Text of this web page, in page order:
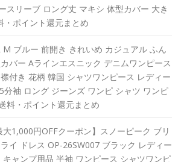
スリーブ ロング丈 マキシ 体型カバー 大き
・ポイント還元まとめ
M ブルー 前開き きれいめ カジュアル ふん
バー Aラインエスニック デニムワンピース
付き 花柄 韓国 シャツワンピース レディー
分袖 ロング ジーンズ ワンピ シャツ ワンピ
料・ポイント還元まとめ
大1,000円OFFクーポン】スノーピーク ブリ
イ ドレス OP-26SW007 ブラック レディー
ャンプ用品 半袖 ワンピース シャツワンピ